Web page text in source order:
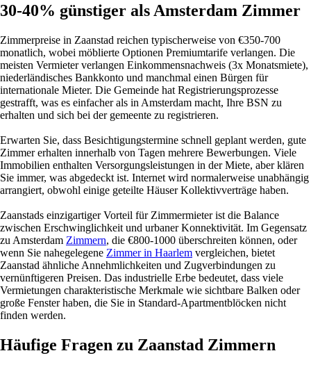
30-40% günstiger als Amsterdam Zimmer
Zimmerpreise in Zaanstad reichen typischerweise von €350-700
monatlich, wobei möblierte Optionen Premiumtarife verlangen. Die
meisten Vermieter verlangen Einkommensnachweis (3x Monatsmiete),
niederländisches Bankkonto und manchmal einen Bürgen für
internationale Mieter. Die Gemeinde hat Registrierungsprozesse
gestrafft, was es einfacher als in Amsterdam macht, Ihre BSN zu
erhalten und sich bei der gemeente zu registrieren.
Erwarten Sie, dass Besichtigungstermine schnell geplant werden, gute
Zimmer erhalten innerhalb von Tagen mehrere Bewerbungen. Viele
Immobilien enthalten Versorgungsleistungen in der Miete, aber klären
Sie immer, was abgedeckt ist. Internet wird normalerweise unabhängig
arrangiert, obwohl einige geteilte Häuser Kollektivverträge haben.
Zaanstads einzigartiger Vorteil für Zimmermieter ist die Balance
zwischen Erschwinglichkeit und urbaner Konnektivität. Im Gegensatz
zu Amsterdam Zimmern, die €800-1000 überschreiten können, oder
wenn Sie nahegelegene Zimmer in Haarlem vergleichen, bietet
Zaanstad ähnliche Annehmlichkeiten und Zugverbindungen zu
vernünftigeren Preisen. Das industrielle Erbe bedeutet, dass viele
Vermietungen charakteristische Merkmale wie sichtbare Balken oder
große Fenster haben, die Sie in Standard-Apartmentblöcken nicht
finden werden.
Häufige Fragen zu Zaanstad Zimmern